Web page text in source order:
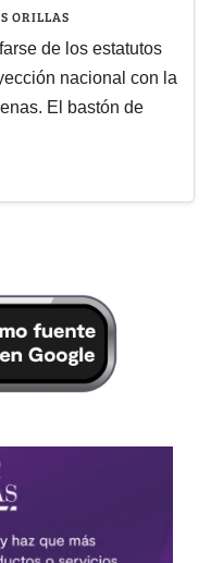
ORILLAS
de los estatutos
nacional con la
El bastón de